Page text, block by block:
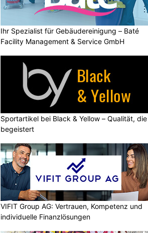
Ihr Spezialist für Gebäudereinigung – Baté
Facility Management & Service GmbH
Sportartikel bei Black & Yellow – Qualität, die
begeistert
VIFIT Group AG: Vertrauen, Kompetenz und
individuelle Finanzlösungen